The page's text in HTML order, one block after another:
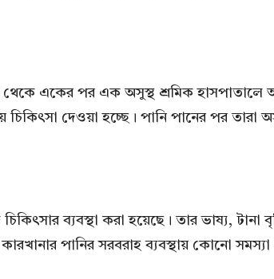
থেকে একের পর এক অসুস্থ শ্রমিক
দেওয়া হচ্ছে। পানি পানের পর তারা
ব্যবস্থা করা হয়েছে। তার ভাষ্য, টানা
পানির সরবরাহ ব্যবস্থায় কোনো সমস্যা